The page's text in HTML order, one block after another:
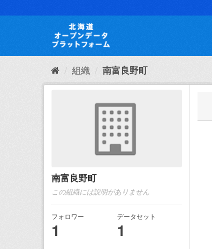
キ
て
組織 南富良野町
南富良野町
この組織には説明がありません
フォロワー
1
データセット
1